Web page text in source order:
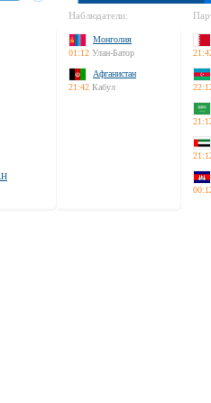
Наблюдатели:
Монголия
01:12 Улан-Батор
Афганистан
21:42 Кабул